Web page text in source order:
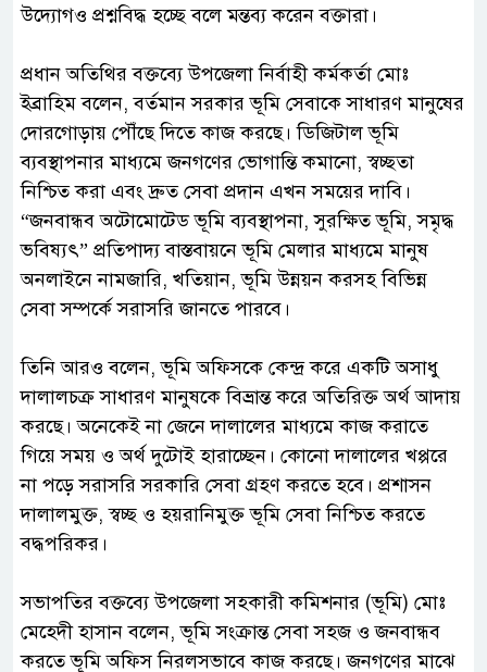
উদ্যোগও প্রশ্নবিদ্ধ হচ্ছে বলে মন্তব্য করেন বক্তারা।
‎প্রধান অতিথির বক্তব্যে উপজেলা নির্বাহী কর্মকর্তা মোঃ
ইব্রাহিম বলেন, বর্তমান সরকার ভূমি সেবাকে সাধারণ মানুষের
দোরগোড়ায় পৌঁছে দিতে কাজ করছে। ডিজিটাল ভূমি
ব্যবস্থাপনার মাধ্যমে জনগণের ভোগান্তি কমানো, স্বচ্ছতা
নিশ্চিত করা এবং দ্রুত সেবা প্রদান এখন সময়ের দাবি।
“জনবান্ধব অটোমোটেড ভূমি ব্যবস্থাপনা, সুরক্ষিত ভূমি, সমৃদ্ধ
ভবিষ্যৎ” প্রতিপাদ্য বাস্তবায়নে ভূমি মেলার মাধ্যমে মানুষ
অনলাইনে নামজারি, খতিয়ান, ভূমি উন্নয়ন করসহ বিভিন্ন
সেবা সম্পর্কে সরাসরি জানতে পারবে।
‎তিনি আরও বলেন, ভূমি অফিসকে কেন্দ্র করে একটি অসাধু
দালালচক্র সাধারণ মানুষকে বিভ্রান্ত করে অতিরিক্ত অর্থ আদায়
করছে। অনেকেই না জেনে দালালের মাধ্যমে কাজ করাতে
গিয়ে সময় ও অর্থ দুটোই হারাচ্ছেন। কোনো দালালের খপ্পরে
না পড়ে সরাসরি সরকারি সেবা গ্রহণ করতে হবে। প্রশাসন
দালালমুক্ত, স্বচ্ছ ও হয়রানিমুক্ত ভূমি সেবা নিশ্চিত করতে
বদ্ধপরিকর।
‎সভাপতির বক্তব্যে উপজেলা সহকারী কমিশনার (ভূমি) মোঃ
মেহেদী হাসান বলেন, ভূমি সংক্রান্ত সেবা সহজ ও জনবান্ধব
করতে ভূমি অফিস নিরলসভাবে কাজ করছে। জনগণের মাঝে